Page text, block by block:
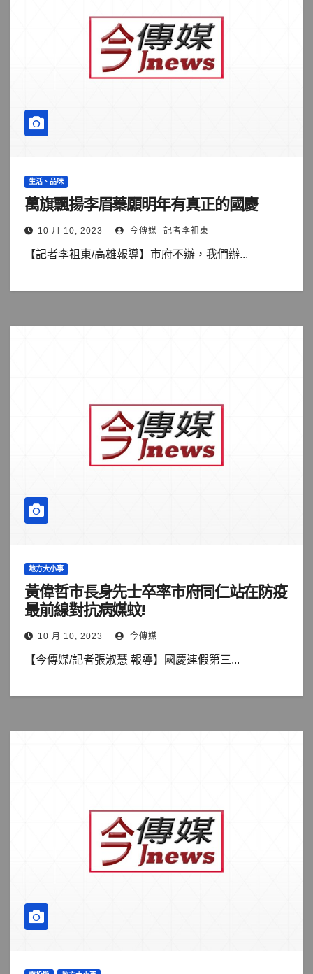
生活、品味
萬旗飄揚李眉蓁願明年有真正的國慶
10 月 10, 2023 今傳媒- 記者李祖東
【記者李祖東/高雄報導】市府不辦，我們辦...
地方大小事
黃偉哲市長身先士卒率市府同仁站在防疫
最前線對抗病媒蚊!
10 月 10, 2023 今傳媒
【今傳媒/記者張淑慧 報導】國慶連假第三...